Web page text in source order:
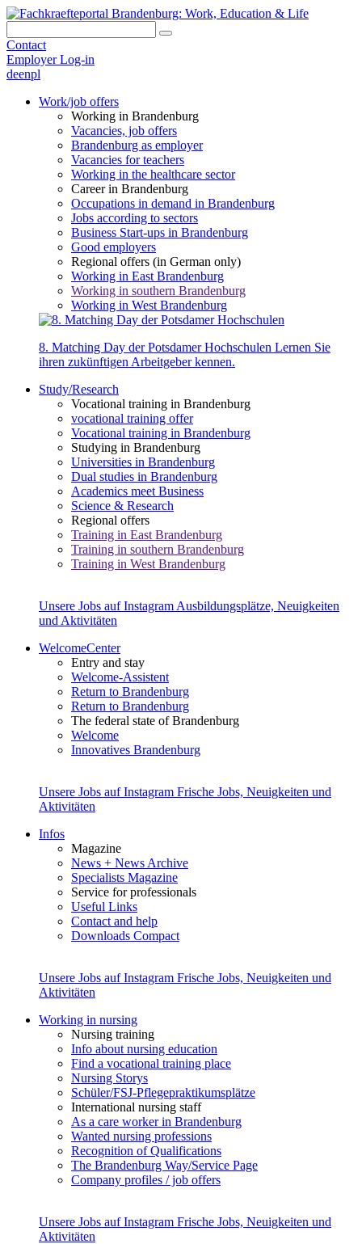
Contact
Employer Log-in
deenpl
Work/job offers
Working in Brandenburg
Vacancies, job offers
Brandenburg as employer
Vacancies for teachers
Working in the healthcare sector
Career in Brandenburg
Occupations in demand in Brandenburg
Jobs according to sectors
Business Start-ups in Brandenburg
Good employers
Regional offers (in German only)
Working in East Brandenburg
Working in southern Brandenburg
Working in West Brandenburg
8. Matching Day der Potsdamer Hochschulen Lernen Sie
ihren zukünftigen Arbeitgeber kennen.
Study/Research
Vocational training in Brandenburg
vocational training offer
Vocational training in Brandenburg
Studying in Brandenburg
Universities in Brandenburg
Dual studies in Brandenburg
Academics meet Business
Science & Research
Regional offers
Training in East Brandenburg
Training in southern Brandenburg
Training in West Brandenburg
Unsere Jobs auf Instagram Ausbildungsplätze, Neuigkeiten
und Aktivitäten
WelcomeCenter
Entry and stay
Welcome-Assistent
Return to Brandenburg
Return to Brandenburg
The federal state of Brandenburg
Welcome
Innovatives Brandenburg
Unsere Jobs auf Instagram Frische Jobs, Neuigkeiten und
Aktivitäten
Infos
Magazine
News + News Archive
Specialists Magazine
Service for professionals
Useful Links
Contact and help
Downloads Compact
Unsere Jobs auf Instagram Frische Jobs, Neuigkeiten und
Aktivitäten
Working in nursing
Nursing training
Info about nursing education
Find a vocational training place
Nursing Storys
Schüler/FSJ-Pflegepraktikumsplätze
International nursing staff
As a care worker in Brandenburg
Wanted nursing professions
Recognition of Qualifications
The Brandenburg Way/Service Page
Company profiles / job offers
Unsere Jobs auf Instagram Frische Jobs, Neuigkeiten und
Aktivitäten